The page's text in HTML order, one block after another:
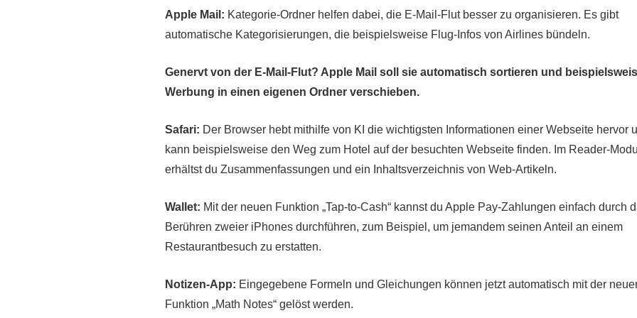
Apple Mail: Kategorie-Ordner helfen dabei, die E-Mail-Flut besser zu organisieren. Es gibt
automatische Kategorisierungen, die beispielsweise Flug-Infos von Airlines bündeln.
Genervt von der E-Mail-Flut? Apple Mail soll sie automatisch sortieren und
Werbung in einen eigenen Ordner verschieben.
Safari: Der Browser hebt mithilfe von KI die wichtigsten Informationen einer Webseite hervor
kann beispielsweise den Weg zum Hotel auf der besuchten Webseite finden. Im Reader-
erhältst du Zusammenfassungen und ein Inhaltsverzeichnis von Web-Artikeln.
Wallet: Mit der neuen Funktion „Tap-to-Cash“ kannst du Apple Pay-Zahlungen einfach durch
Berühren zweier iPhones durchführen, zum Beispiel, um jemandem seinen Anteil an einem
Restaurantbesuch zu erstatten.
Notizen-App: Eingegebene Formeln und Gleichungen können jetzt automatisch mit der
Funktion „Math Notes“ gelöst werden.